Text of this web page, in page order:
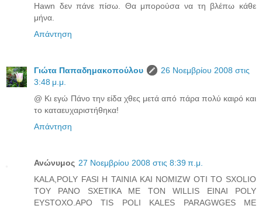
Hawn δεν πάνε πίσω. Θα μπορούσα να τη βλέπω κάθε
μήνα.
Απάντηση
Γιώτα Παπαδημακοπούλου
26 Νοεμβρίου 2008 στις
3:48 μ.μ.
@ Κι εγώ Πάνο την είδα χθες μετά από πάρα πολύ καιρό και
το καταευχαριστήθηκα!
Απάντηση
Ανώνυμος 27 Νοεμβρίου 2008 στις 8:39 π.μ.
KALA,POLY FASI H TAINIA KAI NOMIZW OTI TO SXOLIO
TOY PANO SXETIKA ME TON WILLIS EINAI POLY
EYSTOXO.APO TIS POLI KALES PARAGWGES ME